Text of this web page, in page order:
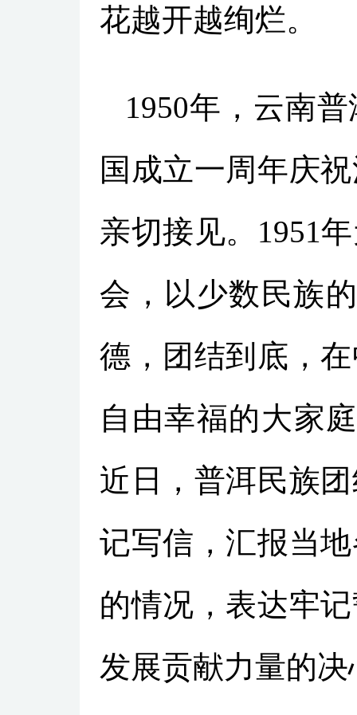
花越开越绚烂。
1950年，云南
国成立一周年庆
亲切接见。1951
会，以少数民族
德，团结到底，
自由幸福的大家
近日，普洱民族
记写信，汇报当
的情况，表达牢
发展贡献力量的决